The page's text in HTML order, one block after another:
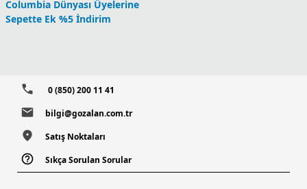
Columbia Dünyası Üyelerine
Sepette Ek %5 İndirim
0 (850) 200 11 41
bilgi@gozalan.com.tr
Satış Noktaları
Sıkça Sorulan Sorular